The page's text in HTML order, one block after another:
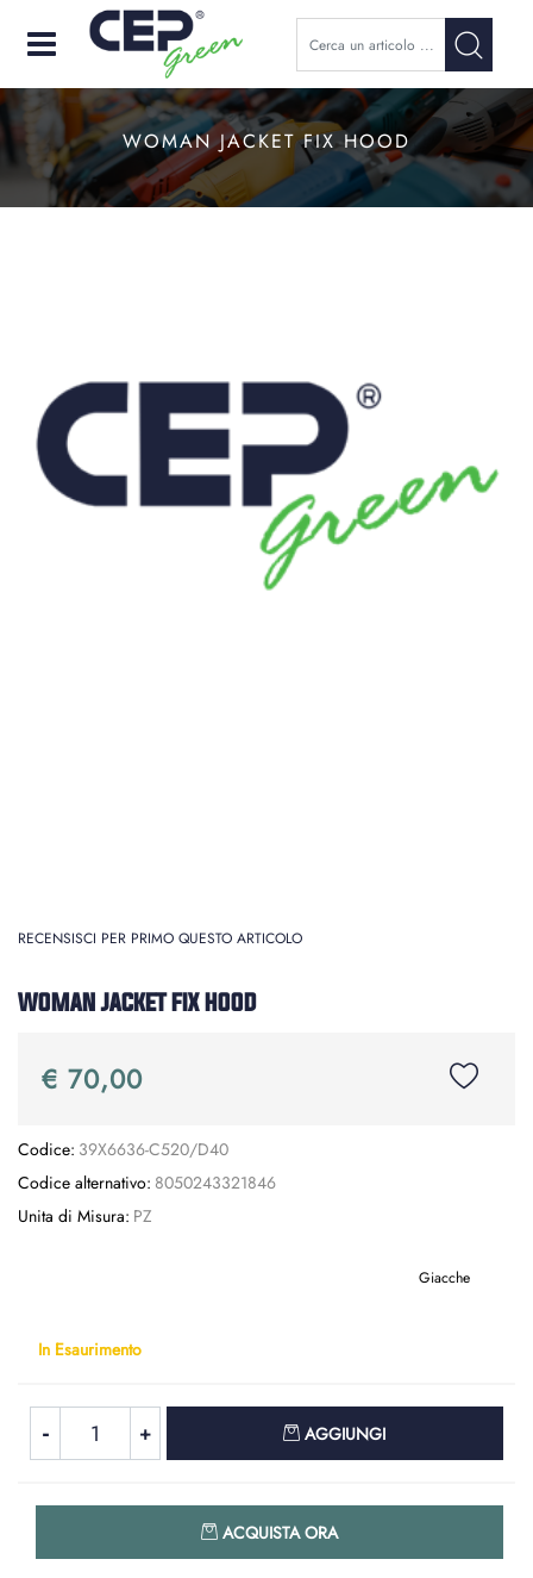
Open
WOMAN JACKET FIX HOOD
RECENSISCI PER PRIMO QUESTO ARTICOLO
WOMAN JACKET FIX HOOD
€ 70,00
Codice: 39X6636-C520/D40
Codice alternativo: 8050243321846
Unita di Misura: PZ
Giacche
In Esaurimento
AGGIUNGI
ACQUISTA ORA